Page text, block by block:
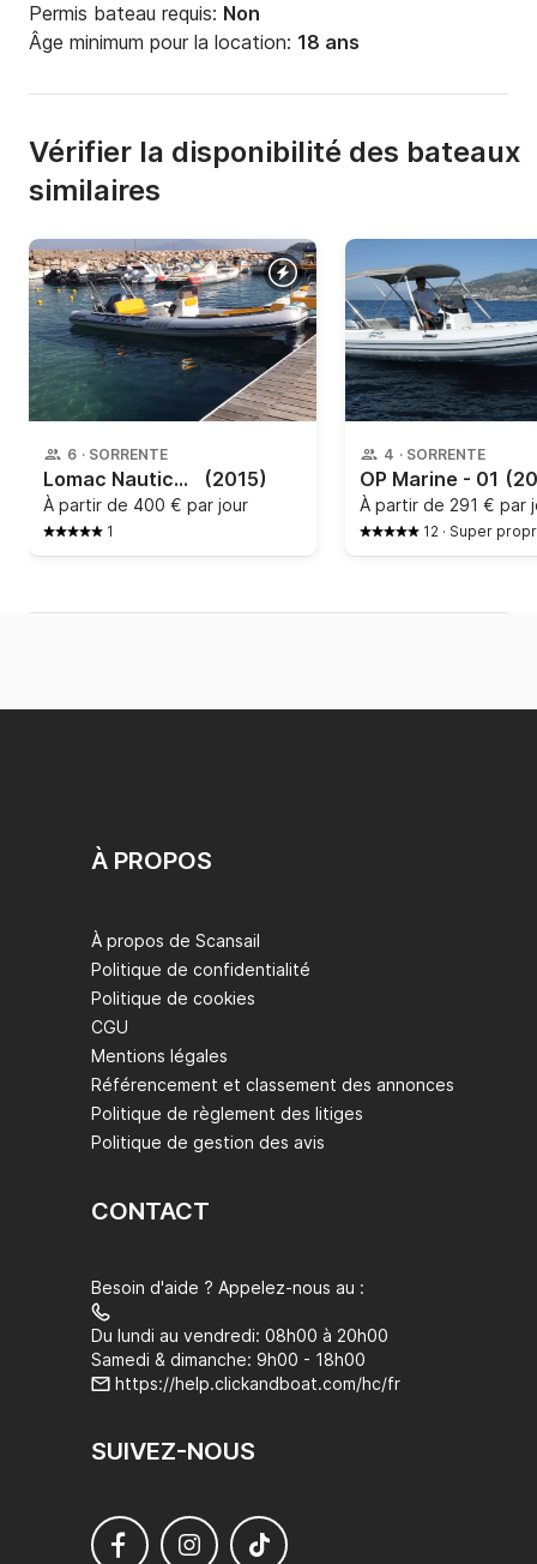
Permis bateau requis: Non
Âge minimum pour la location: 18 ans
Vérifier la disponibilité des bateaux
similaires
6 · SORRENTE
Lomac Nautica - 6 (2015)
À partir de 400 € par jour
1
4 · SORRENTE
OP Marine - 01
À partir de 291 € par
12 · Super
À PROPOS
À propos de Scansail
Politique de confidentialité
Politique de cookies
CGU
Mentions légales
Référencement et classement des annonces
Politique de règlement des litiges
Politique de gestion des avis
CONTACT
Besoin d'aide ? Appelez-nous au :
Du lundi au vendredi: 08h00 à 20h00
Samedi & dimanche: 9h00 - 18h00
https://help.clickandboat.com/hc/fr
SUIVEZ-NOUS